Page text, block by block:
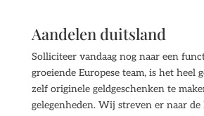
Aandelen duitsland
Solliciteer vandaag nog naar een
groeiende Europese team, is het heel
zelf originele geldgeschenken te
gelegenheden. Wij streven er naar de